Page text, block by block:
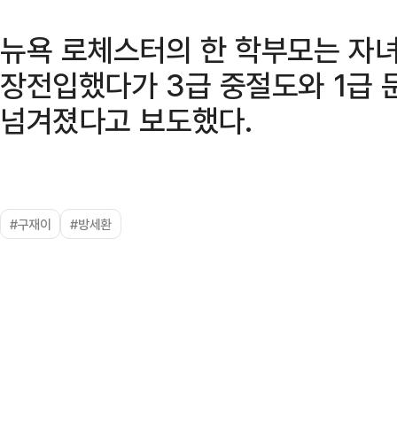
뉴욕 로체스터의 한 학부모는 자
장전입했다가 3급 중절도와 1급
넘겨졌다고 보도했다.
#구재이 #방세환